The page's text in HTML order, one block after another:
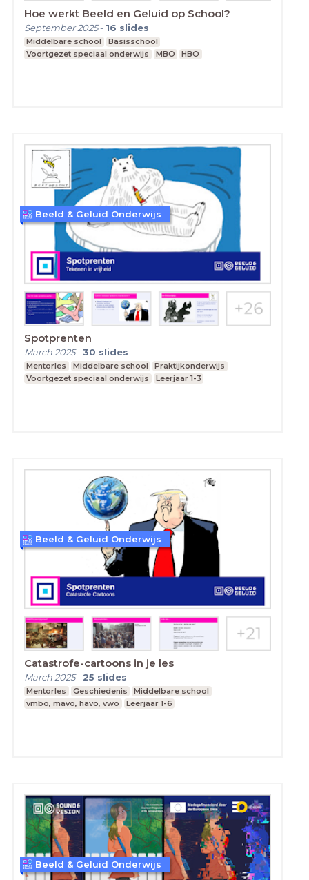
Hoe werkt Beeld en Geluid op School?
September 2025- 16 slides
Middelbare school
Basisschool
Voortgezet speciaal onderwijs
MBO HBO
Spotprenten
March 2025-30 slides
Mentorles Middelbare school
Praktijkonderwijs
Voortgezet speciaal onderwijs
Leerjaar 1-3
Beeld & Geluid Onderwijs
Catastrofe-cartoons in je les
March 2025- 25 slides
Mentorles Geschiedenis
Middelbare school
vmbo, mavo, havo, vwo
Leerjaar 1-6
Beeld & Geluid Onderwijs
Beeld & Geluid Onderwijs